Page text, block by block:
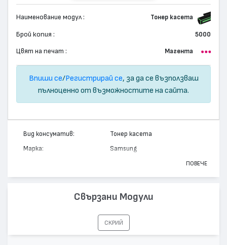
Наименование модул : Тонер касета
Брой копия : 5000
Цвят на печат : Магента
Впиши се/Регистрирай се, за да се възползваш
пълноценно от възможностите на сайта.
Вид консуматив: Тонер касета
Марка: Samsung
Цвят: Магента
5000
ПОВЕЧЕ
Свързани Модули
СКРИЙ